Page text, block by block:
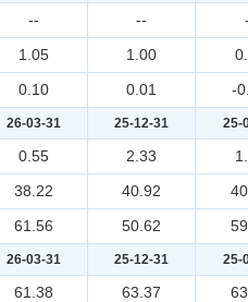
-- --
1.05 1.00
0.10 0.01 -
26-03-31 25-12-31 25-
0.55 2.33
38.22 40.92
61.56 50.62
26-03-31 25-12-31 25-
61.38 63.37